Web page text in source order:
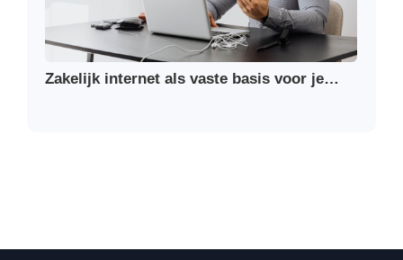
Zakelijk internet als vaste basis voor je…